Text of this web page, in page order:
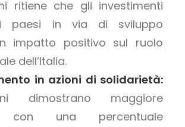
ritiene che gli investimenti
paesi in via di sviluppo
impatto positivo sul ruolo
dell’Italia.
in azioni di solidarietà:
dimostrano maggiore
con una percentuale